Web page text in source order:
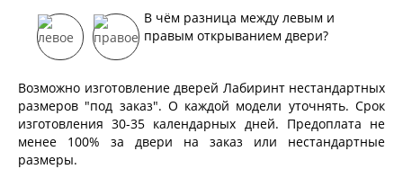
Лабиринт Сильвер
Лабиринт Сияна
Лабиринт Скайлаб
Лабиринт Смартлаб
Лабиринт Соналаб
Лабиринт Термолайт
Лабиринт Термомагнит
В чём разница между левым и
правым открыванием двери?
Возможно изготовление дверей Лабиринт нестандартных
размеров "под заказ". О каждой модели уточнять. Срок
изготовления 30-35 календарных дней. Предоплата не
менее 100% за двери на заказ или нестандартные
размеры.